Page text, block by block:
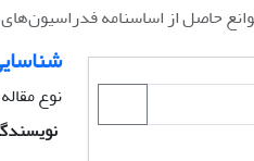
حاصل از اساسنامه
نوع